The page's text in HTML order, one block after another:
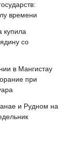
времени
купила
со
в Мангистау
при
и Рудном на